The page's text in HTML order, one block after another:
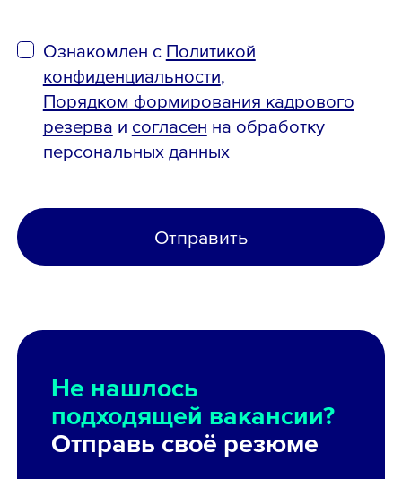
Ознакомлен с Политикой
конфиденциальности,
Порядком формирования кадрового
резерва и согласен на обработку
персональных данных
Отправить
Не нашлось
подходящей вакансии?
Отправь своё резюме